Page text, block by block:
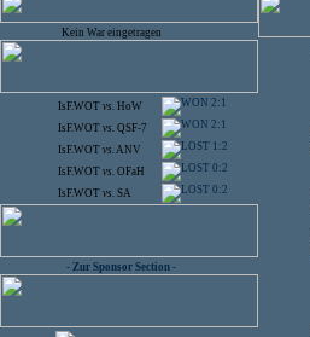
Kein War eingetragen
IsF.WOT vs. HoW 2:1
IsF.WOT vs. QSF-7 2:1
IsF.WOT vs.ANV 1:2
IsF.WOT vs. OFaH 0:2
IsF.WOT vs. SA 0:2
- Zur Sponsor Section -